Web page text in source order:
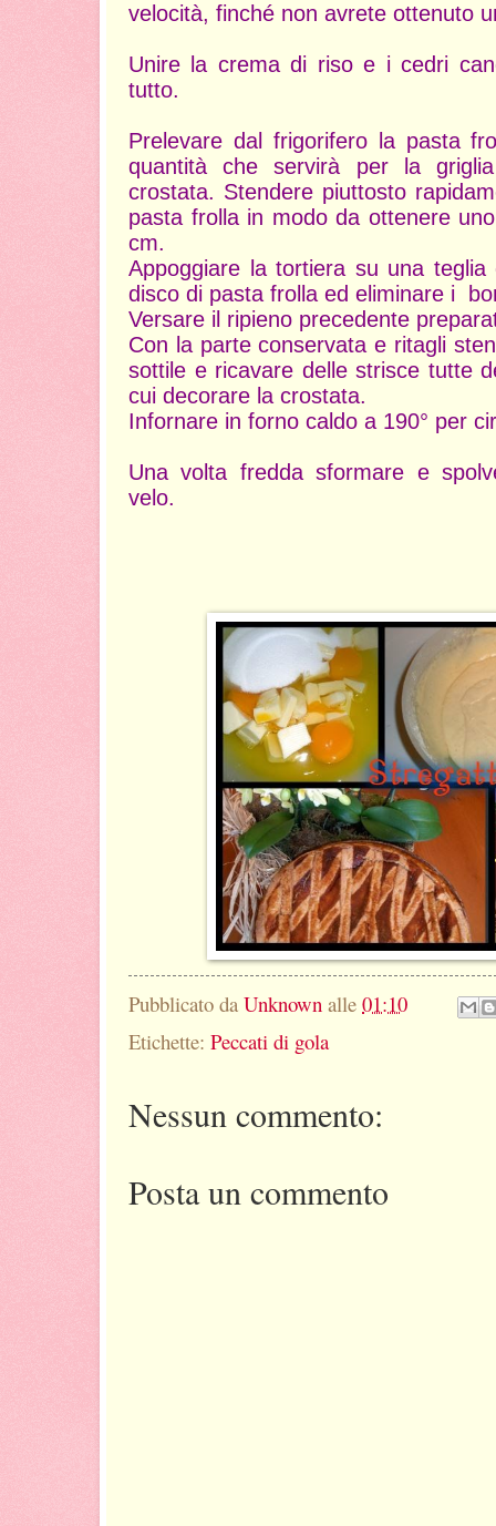
velocità, finché non avrete ottenuto
Unire la crema di riso e i cedri
tutto.
Prelevare dal frigorifero la pasta
quantità che servirà per la
crostata. Stendere piuttosto
pasta frolla in modo da ottenere
cm.
Appoggiare la tortiera su una
disco di pasta frolla ed eliminare i
Versare il ripieno precedente
Con la parte conservata e ritagli
sottile e ricavare delle strisce tutte
cui decorare la crostata.
Infornare in forno caldo a 190° per
Una volta fredda sformare e
velo.
Pubblicato da Unknown alle 01:10
Etichette: Peccati di gola
Nessun commento:
Posta un commento